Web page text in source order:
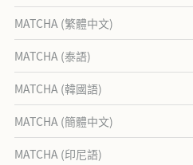
MATCHA (繁體中文)
MATCHA (泰語)
MATCHA (韓國語)
MATCHA (簡體中文)
MATCHA (印尼語)